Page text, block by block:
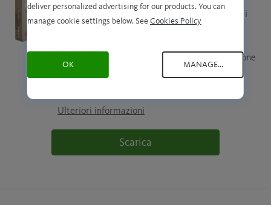
Avira Prime ti offre un comodo accesso a tutti i
senza alcun obbligo. Inoltre, mette a disposizione
Ulteriori informazioni
Scarica
deliver personalized advertising for our products. You can
manage cookie settings below. See Cookies Policy
OK MANAGE...